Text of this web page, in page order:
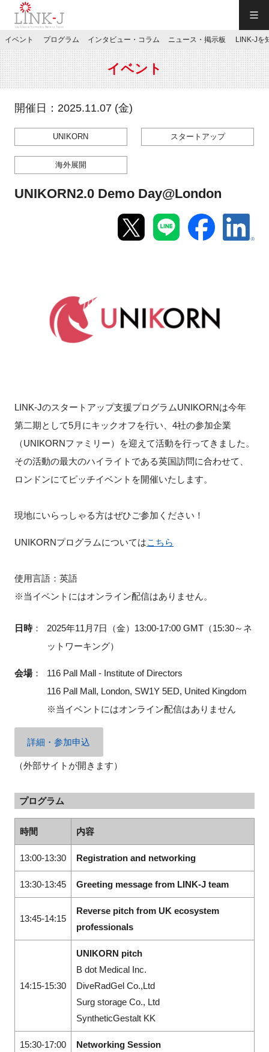
JP／EN
特別会員専用メニュー
LINK-Jを知る
特別会員
施設・アクセス
FAQ
イベントお知らせメール登録
閉じる
イベント プログラム インタビュー・コラム ニュース・掲示板 LINK-Jを
イベント
開催日：2025.11.07 (金)
UNIKORN スタートアップ
海外展開
UNIKORN2.0 Demo Day@London
LINK-Jのスタートアップ支援プログラムUNIKORNは今年
第二期として5月にキックオフを行い、4社の参加企業
（UNIKORNファミリー）を迎えて活動を行ってきました。
その活動の最大のハイライトである英国訪問に合わせて、
ロンドンにてピッチイベントを開催いたします。
現地にいらっしゃる方はぜひご参加ください！
UNIKORNプログラムについてはこちら
使用言語：英語
※当イベントにはオンライン配信はありません。
日時：
2025年11月7日（金）13:00-17:00 GMT（15:30～ネ
ットワーキング）
会場：
116 Pall Mall - Institute of Directors
116 Pall Mall, London, SW1Y 5ED, United Kingdom
※当イベントにはオンライン配信はありません
詳細・参加申込
（外部サイトが開きます）
プログラム
時間 内容
13:00-13:30 Registration and networking
13:30-13:45 Greeting message from LINK-J team
13:45-14:15
Reverse pitch from UK ecosystem
professionals
14:15-15:30
UNIKORN pitch
B dot Medical Inc.
DiveRadGel Co.,Ltd
Surg storage Co., Ltd
SyntheticGestalt KK
15:30-17:00 Networking Session